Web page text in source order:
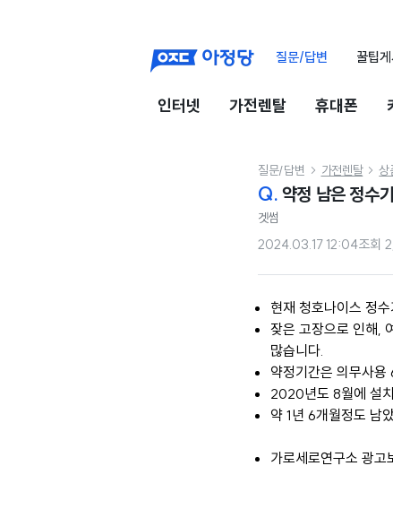
질문/답변 꿀팁
인터넷 가전렌탈 휴대폰
질문/답변  가전렌탈  상
Q. 약정 남은 정수
겟썸
2024.03.17 12:04조회
현재 청호나이스 정
잦은 고장으로 인해,
많습니다.
약정기간은 의무사용
2020년도 8월에 설
약 1년 6개월정도 남
가로세로연구소 광고